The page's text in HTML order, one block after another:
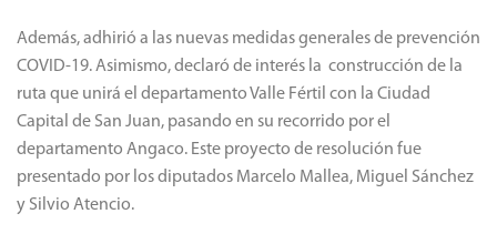
Además, adhirió a las nuevas medidas generales de prevención
COVID-19. Asimismo, declaró de interés la construcción de la
ruta que unirá el departamento Valle Fértil con la Ciudad
Capital de San Juan, pasando en su recorrido por el
departamento Angaco. Este proyecto de resolución fue
presentado por los diputados Marcelo Mallea, Miguel Sánchez
y Silvio Atencio.